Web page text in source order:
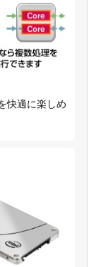
快適に楽しめ